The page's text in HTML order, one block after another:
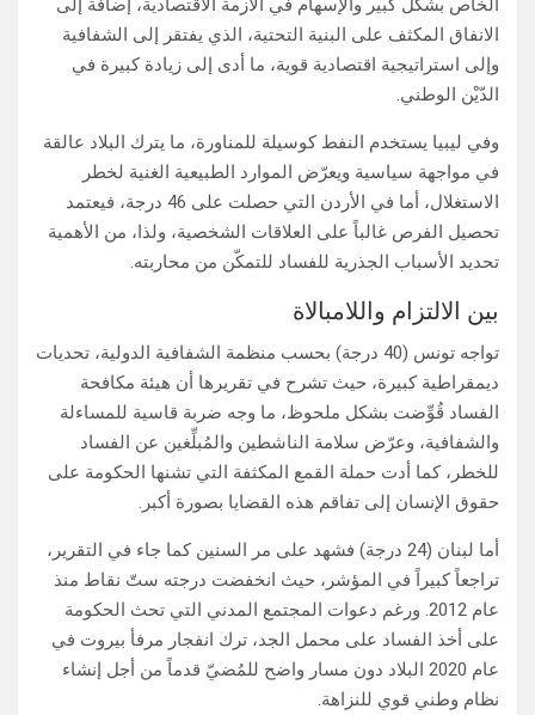
الخاص بشكل كبير والإسهام في الأزمة الاقتصادية، إضافة إلى
الانفاق المكثف على البنية التحتية، الذي يفتقر إلى الشفافية
وإلى استراتيجية اقتصادية قوية، ما أدى إلى زيادة كبيرة في
الدّيْن الوطني.
وفي ليبيا يستخدم النفط كوسيلة للمناورة، ما يترك البلاد عالقة
في مواجهة سياسية ويعرّض الموارد الطبيعية الغنية لخطر
الاستغلال، أما في الأردن التي حصلت على 46 درجة، فيعتمد
تحصيل الفرص غالباً على العلاقات الشخصية، ولذا، من الأهمية
تحديد الأسباب الجذرية للفساد للتمكّن من محاربته.
بين الالتزام واللامبالاة
تواجه تونس (40 درجة) بحسب منظمة الشفافية الدولية، تحديات
ديمقراطية كبيرة، حيث تشرح في تقريرها أن هيئة مكافحة
الفساد قُوِّضت بشكل ملحوظ، ما وجه ضربة قاسية للمساءلة
والشفافية، وعرّض سلامة الناشطين والمُبلِّغين عن الفساد
للخطر، كما أدت حملة القمع المكثفة التي تشنها الحكومة على
حقوق الإنسان إلى تفاقم هذه القضايا بصورة أكبر.
أما لبنان (24 درجة) فشهد على مر السنين كما جاء في التقرير،
تراجعاً كبيراً في المؤشر، حيث انخفضت درجته ستّ نقاط منذ
عام 2012. ورغم دعوات المجتمع المدني التي تحث الحكومة
على أخذ الفساد على محمل الجد، ترك انفجار مرفأ بيروت في
عام 2020 البلاد دون مسار واضح للمُضيّ قدماً من أجل إنشاء
نظام وطني قوي للنزاهة.